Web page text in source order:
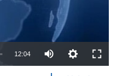
12:04